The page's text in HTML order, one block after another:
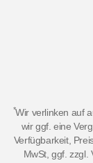
*Wir verlinken auf
wir ggf. eine
Verfügbarkeit,
MwSt, ggf. zzgl.